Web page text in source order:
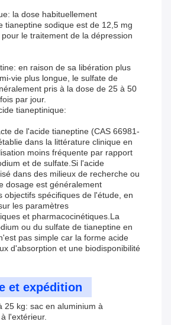
la dose habituellement
tianeptine sodique est de 12,5 mg
le traitement de la dépression
en raison de sa libération plus
vie plus longue, le sulfate de
pris à la dose de 25 à 50
par jour.
tianeptinique:
de l'acide tianeptine (CAS 66981-
dans la littérature clinique en
moins fréquente par rapport
et de sulfate.Si l'acide
dans des milieux de recherche ou
dosage est généralement
objectifs spécifiques de l'étude, en
les paramètres
et pharmacocinétiques.La
ou du sulfate de tianeptine en
pas simple car la forme acide
d'absorption et une biodisponibilité
et expédition
25 kg: sac en aluminium à
l'extérieur.